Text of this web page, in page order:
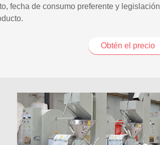
fecha de consumo preferente y legislación
Obtén el precio